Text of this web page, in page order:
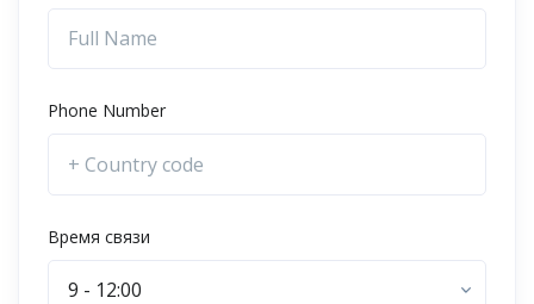
Phone Number
Время связи
9 - 12:00